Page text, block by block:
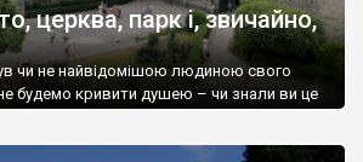
церква, парк і, звичайно,
чи не найвідомішою людиною свого
будемо кривити душею – чи знали ви це